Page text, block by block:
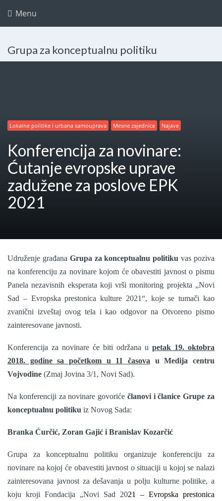
Menu
Grupa za konceptualnu politiku
Lokalne politike i urbana samouprava Mesne zajednice Najave
Konferencija za novinare:
Ćutanje evropske uprave
zadužene za poslove EPK
2021
Udruženje građana Grupa za konceptualnu politikuvas poziva
na konferenciju za novinare kojom će obavestiti javnost o pismu
Panela nezavisnih eksperata koji vrši monitoring projekta „Novi
Sad – Evropska prestonica kulture 2021“, koje se tumači kao
zvanični izveštaj ovog tela i kao odgovor na Otvoreno pismo
zainteresovane javnosti.
Konferencija za novinare će biti održana u petak 19. oktobra
2018. godine sa početkom u 11 časova u Medija centru
Vojvodine (Zmaj Jovina 3/1, Novi Sad).
Na konferenciji za novinare govoriće članovi i članice Grupe za
konceptualnu politiku iz Novog Sada:
Branka Ćurčić, Zoran Gajić i Branislav Kozarčić
Grupa za konceptualnu politiku organizuje konferenciju za
novinare na kojoj će obavestiti javnost o situaciji u kojoj se nalazi
zainteresovana javnost za dešavanja u polju kulturne politike, a
koju kroji Fondacija „Novi Sad 2021 – Evropska prestonica